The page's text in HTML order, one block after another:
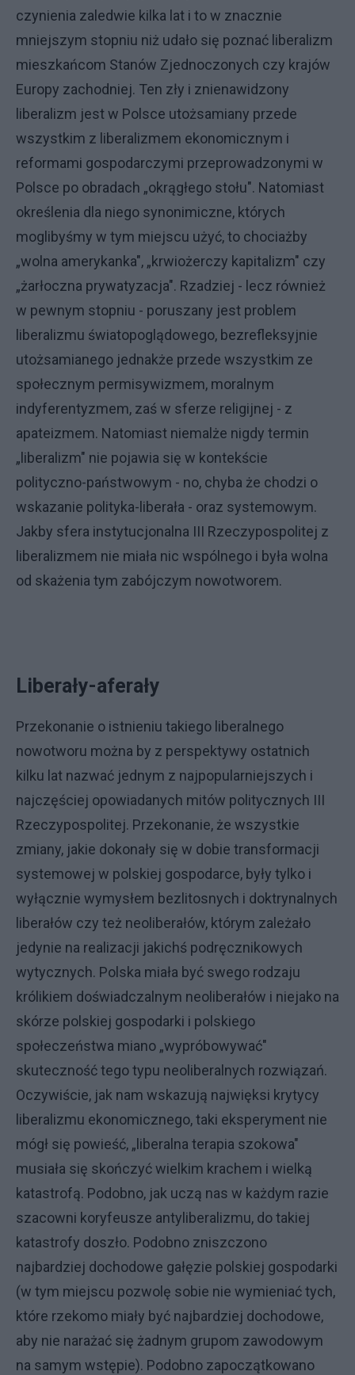
czynienia zaledwie kilka lat i to w znacznie
mniejszym stopniu niż udało się poznać liberalizm
mieszkańcom Stanów Zjednoczonych czy krajów
Europy zachodniej. Ten zły i znienawidzony
liberalizm jest w Polsce utożsamiany przede
wszystkim z liberalizmem ekonomicznym i
reformami gospodarczymi przeprowadzonymi w
Polsce po obradach „okrągłego stołu". Natomiast
określenia dla niego synonimiczne, których
moglibyśmy w tym miejscu użyć, to chociażby
„wolna amerykanka", „krwiożerczy kapitalizm" czy
„żarłoczna prywatyzacja". Rzadziej - lecz również
w pewnym stopniu - poruszany jest problem
liberalizmu światopoglądowego, bezrefleksyjnie
utożsamianego jednakże przede wszystkim ze
społecznym permisywizmem, moralnym
indyferentyzmem, zaś w sferze religijnej - z
apateizmem. Natomiast niemalże nigdy termin
„liberalizm" nie pojawia się w kontekście
polityczno-państwowym - no, chyba że chodzi o
wskazanie polityka-liberała - oraz systemowym.
Jakby sfera instytucjonalna III Rzeczypospolitej z
liberalizmem nie miała nic wspólnego i była wolna
od skażenia tym zabójczym nowotworem.
Liberały-aferały
Przekonanie o istnieniu takiego liberalnego
nowotworu można by z perspektywy ostatnich
kilku lat nazwać jednym z najpopularniejszych i
najczęściej opowiadanych mitów politycznych III
Rzeczypospolitej. Przekonanie, że wszystkie
zmiany, jakie dokonały się w dobie transformacji
systemowej w polskiej gospodarce, były tylko i
wyłącznie wymysłem bezlitosnych i doktrynalnych
liberałów czy też neoliberałów, którym zależało
jedynie na realizacji jakichś podręcznikowych
wytycznych. Polska miała być swego rodzaju
królikiem doświadczalnym neoliberałów i niejako na
skórze polskiej gospodarki i polskiego
społeczeństwa miano „wypróbowywać"
skuteczność tego typu neoliberalnych rozwiązań.
Oczywiście, jak nam wskazują najwięksi krytycy
liberalizmu ekonomicznego, taki eksperyment nie
mógł się powieść, „liberalna terapia szokowa"
musiała się skończyć wielkim krachem i wielką
katastrofą. Podobno, jak uczą nas w każdym razie
szacowni koryfeusze antyliberalizmu, do takiej
katastrofy doszło. Podobno zniszczono
najbardziej dochodowe gałęzie polskiej gospodarki
(w tym miejscu pozwolę sobie nie wymieniać tych,
które rzekomo miały być najbardziej dochodowe,
aby nie narażać się żadnym grupom zawodowym
na samym wstępie). Podobno zapoczątkowano